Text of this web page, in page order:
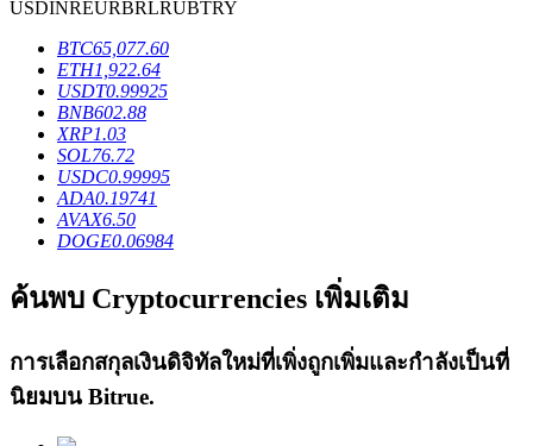
เงินกู้
บริการยืมเงินที่ได้รับการสนับสนุนจาก Crypto
ลงทุนอัตโนมัติ
คว้าผลกำไรระยะยาวและผลประโยชน์ที่ยืดหยุ่น
USDINREURBRLRUBTRY
BTC65,077.60
ETH1,922.64
USDT0.99925
BNB602.88
XRP1.03
SOL76.72
USDC0.99995
ADA0.19741
AVAX6.50
DOGE0.06984
ค้นพบ Cryptocurrencies เพิ่มเติม
การเลือกสกุลเงินดิจิทัลใหม่ที่เพิ่งถูกเพิ่มและกำลังเป็นที่
นิยมบน Bitrue.